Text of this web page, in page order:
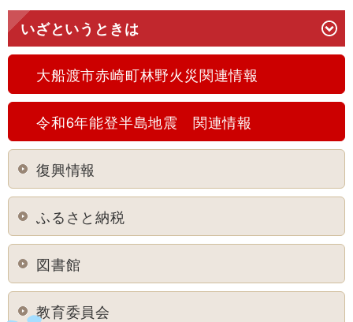
いざというときは
大船渡市赤崎町林野火災関連情報
令和6年能登半島地震 関連情報
復興情報
ふるさと納税
図書館
教育委員会